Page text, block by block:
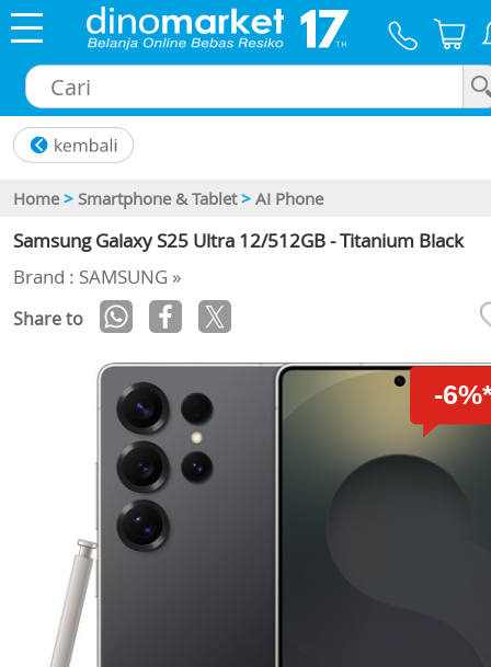
Home > Smartphone & Tablet > AI Phone
Samsung Galaxy S25 Ultra 12/512GB - Titanium Black
Brand : SAMSUNG »
Share to
-